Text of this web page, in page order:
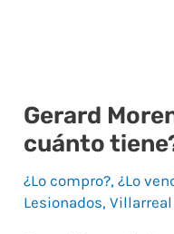
Gerard
cuánto
¿Lo compro?,¿Lo
Lesionados,Villarreal
Gerard
Moreno
¿Para